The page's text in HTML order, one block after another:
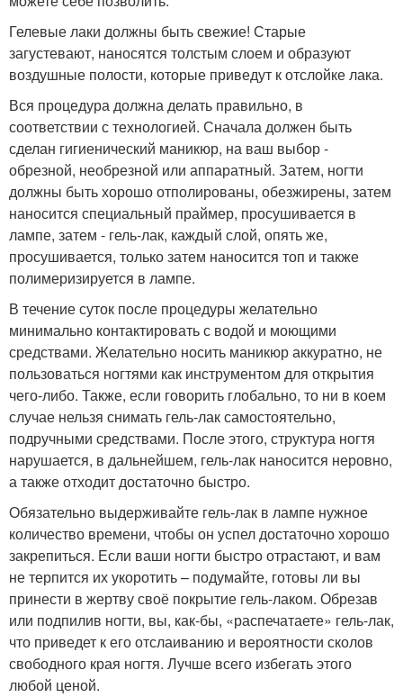
Гелевые лаки должны быть свежие! Старые
загустевают, наносятся толстым слоем и образуют
воздушные полости, которые приведут к отслойке лака.
Вся процедура должна делать правильно, в
соответствии с технологией. Сначала должен быть
сделан гигиенический маникюр, на ваш выбор -
обрезной, необрезной или аппаратный. Затем, ногти
должны быть хорошо отполированы, обезжирены, затем
наносится специальный праймер, просушивается в
лампе, затем - гель-лак, каждый слой, опять же,
просушивается, только затем наносится топ и также
полимеризируется в лампе.
В течение суток после процедуры желательно
минимально контактировать с водой и моющими
средствами. Желательно носить маникюр аккуратно, не
пользоваться ногтями как инструментом для открытия
чего-либо. Также, если говорить глобально, то ни в коем
случае нельзя снимать гель-лак самостоятельно,
подручными средствами. После этого, структура ногтя
нарушается, в дальнейшем, гель-лак наносится неровно,
а также отходит достаточно быстро.
Обязательно выдерживайте гель-лак в лампе нужное
количество времени, чтобы он успел достаточно хорошо
закрепиться. Если ваши ногти быстро отрастают, и вам
не терпится их укоротить – подумайте, готовы ли вы
принести в жертву своё покрытие гель-лаком. Обрезав
или подпилив ногти, вы, как-бы, «распечатаете» гель-лак,
что приведет к его отслаиванию и вероятности сколов
свободного края ногтя. Лучше всего избегать этого
любой ценой.